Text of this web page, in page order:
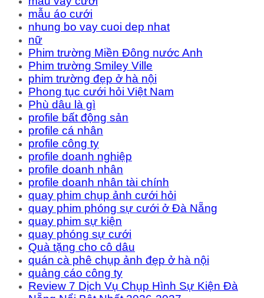
mẫu áo cưới
nhung bo vay cuoi dep nhat
nữ
Phim trường Miền Đông nước Anh
Phim trường Smiley Ville
phim trường đẹp ở hà nội
Phong tục cưới hỏi Việt Nam
Phù dâu là gì
profile bất động sản
profile cá nhân
profile công ty
profile doanh nghiệp
profile doanh nhân
profile doanh nhân tài chính
quay phim chụp ảnh cưới hỏi
quay phim phóng sự cưới ở Đà Nẵng
quay phim sự kiện
quay phóng sự cưới
Quà tặng cho cô dâu
quán cà phê chụp ảnh đẹp ở hà nội
quảng cáo công ty
Review 7 Dịch Vụ Chụp Hình Sự Kiện Đà